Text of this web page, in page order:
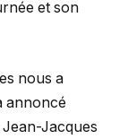
et son
nous a
annoncé
Jacques